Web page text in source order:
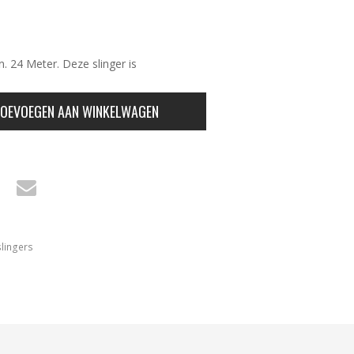
24 Meter. Deze slinger is
AAN WINKELWAGEN